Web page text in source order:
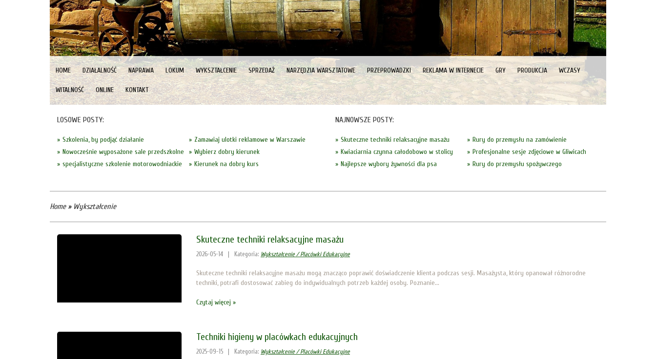
HOME DZIAŁALNOŚĆ NAPRAWA LOKUM WYKSZTAŁCENIE SPRZEDAŻ NARZĘDZIA WARSZTATOWE PRZEPROWADZKI REKLAMA W INTERNECIE GRY PRODUKCJA WCZASY
WITALNOŚĆ ONLINE KONTAKT
LOSOWE POSTY:
Zamawiaj ulotki reklamowe w Warszawie
Szkolenia, by podjąć działanie
Wybierz dobry kierunek
Nowocześnie wyposażone sale przedszkolne
Kierunek na dobry kurs
specjalistyczne szkolenie motorowodniackie
NAJNOWSZE POSTY:
Rury do przemysłu na zamówienie
Skuteczne techniki relaksacyjne masażu
Profesjonalne sesje zdjęciowe w Gliwicach
Kwiaciarnia czynna całodobowo w stolicy
Rury do przemysłu spożywczego
Najlepsze wybory żywności dla psa
Home» Wykształcenie
Skuteczne techniki relaksacyjne masażu
2026-05-14 Kategoria: Wykształcenie / Placówki Edukacyjne
Skuteczne techniki relaksacyjne masażu mogą znacząco poprawić doświadczenie klienta podczas sesji. Masażysta, który opanował różnorodne
techniki, potrafi dostosować zabieg do indywidualnych potrzeb każdej osoby. Poznanie...
Czytaj więcej »
Techniki higieny w placówkach edukacyjnych
2025-09-15 Kategoria: Wykształcenie / Placówki Edukacyjne